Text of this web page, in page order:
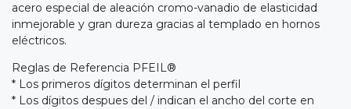
acero especial de aleación cromo-vanadio de elasticidad
inmejorable y gran dureza gracias al templado en hornos
eléctricos.
Reglas de Referencia PFEIL®
* Los primeros dígitos determinan el perfil
* Los dígitos despues del / indican el ancho del corte en